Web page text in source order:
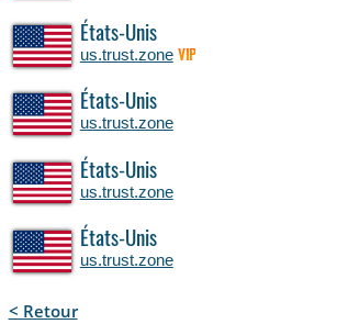
États-Unis
us.trust.zone VIP
États-Unis
us.trust.zone
États-Unis
us.trust.zone
États-Unis
us.trust.zone
< Retour